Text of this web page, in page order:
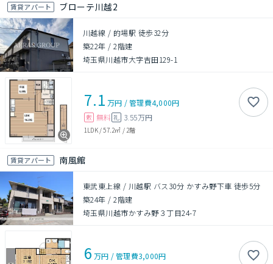
賃貸アパート ブローテ川越2
川越線 / 的場駅 徒歩32分
築22年 /2階建
埼玉県川越市大字吉田129-1
7.1 万円 /管理費4,000円
敷 無料 礼 3.55万円
1LDK/57.2㎡ / 2階
賃貸アパート 南風館
東武東上線 / 川越駅 バス30分 かすみ野下車 徒歩5分
築24年 /2階建
埼玉県川越市かすみ野３丁目24-7
6 万円 /管理費3,000円